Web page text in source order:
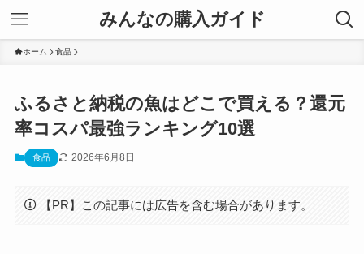
みんなの購入ガイド
ホーム 食品
ふるさと納税の魚はどこで買える？還元
率コスパ最強ランキング10選
食品 2026年6月8日
【PR】この記事には広告を含む場合があります。